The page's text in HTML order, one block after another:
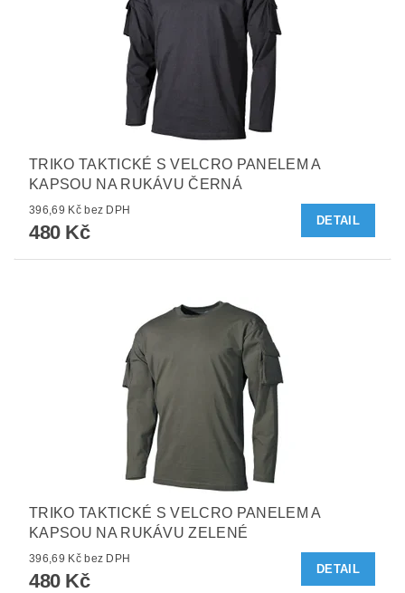
TRIKO TAKTICKÉ S VELCRO PANELEM A
KAPSOU NA RUKÁVU ČERNÁ
396,69 Kč bez DPH
480 Kč
DETAIL
TRIKO TAKTICKÉ S VELCRO PANELEM A
KAPSOU NA RUKÁVU ZELENÉ
396,69 Kč bez DPH
480 Kč
DETAIL